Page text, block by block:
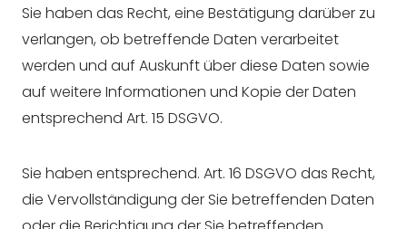
Sie haben das Recht, eine Bestätigung darüber zu
verlangen, ob betreffende Daten verarbeitet
werden und auf Auskunft über diese Daten sowie
auf weitere Informationen und Kopie der Daten
entsprechend Art. 15 DSGVO.
Sie haben entsprechend. Art. 16 DSGVO das Recht,
die Vervollständigung der Sie betreffenden Daten